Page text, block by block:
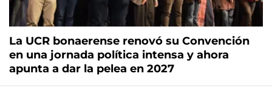
La UCR bonaerense renovó su Convención
en una jornada política intensa y ahora
apunta a dar la pelea en 2027